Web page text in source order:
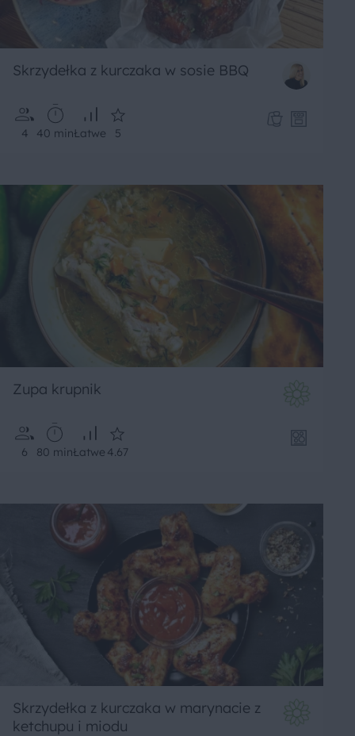
Skrzydełka z kurczaka w sosie BBQ
4 40 minŁatwe 5
Zupa krupnik
6 80 minŁatwe 4.67
Skrzydełka z kurczaka w marynacie z
ketchupu i miodu